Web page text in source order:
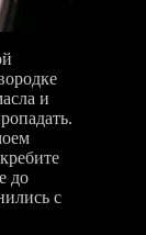
и
до
с